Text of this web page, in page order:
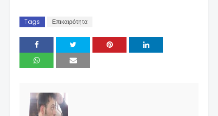
Tags Επικαιρότητα